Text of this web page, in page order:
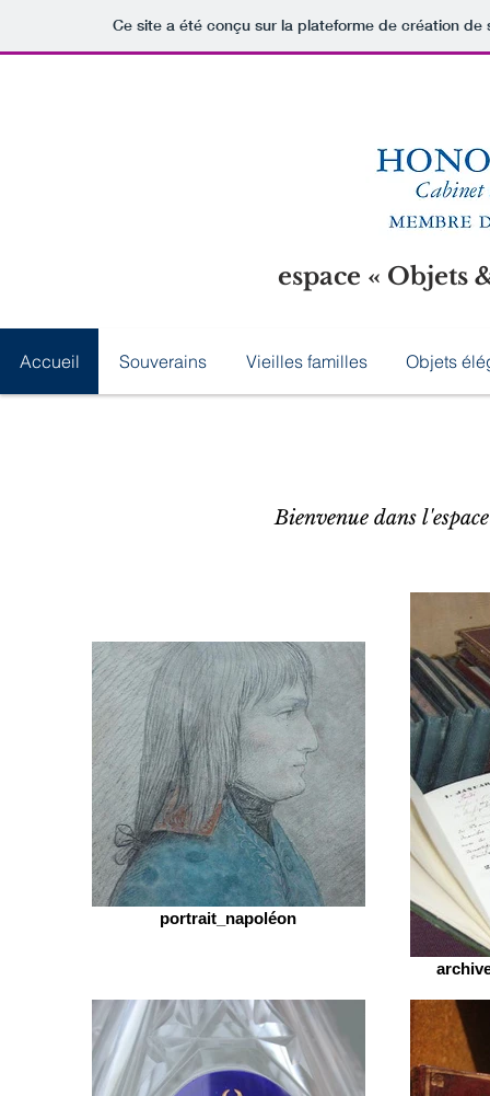
Ce site a été conçu sur la plateforme de création
espace « Objets
Accueil Souverains Vieilles familles Objets
Bienvenue dans
portrait_napoléon